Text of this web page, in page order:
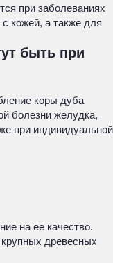
при заболеваниях
кожей, а также для
быть при
коры дуба
болезни желудка,
при индивидуальной
на ее качество.
древесных